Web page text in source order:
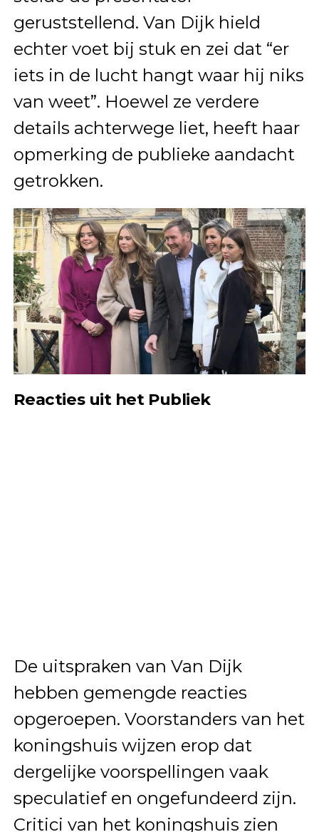
geruststellend. Van Dijk hield
echter voet bij stuk en zei dat “er
iets in de lucht hangt waar hij niks
van weet”. Hoewel ze verdere
details achterwege liet, heeft haar
opmerking de publieke aandacht
getrokken.
Reacties uit het Publiek
De uitspraken van Van Dijk
hebben gemengde reacties
opgeroepen. Voorstanders van het
koningshuis wijzen erop dat
dergelijke voorspellingen vaak
speculatief en ongefundeerd zijn.
Critici van het koningshuis zien